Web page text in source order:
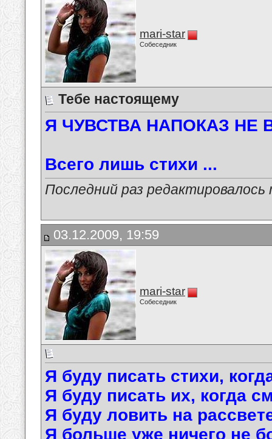
mari-star
Собеседник
Тебе настоящему
Я ЧУВСТВА НАПОКАЗ НЕ
Всего лишь стихи ...
Последний раз
03.12.2009, 19:59
mari-star
Собеседник
Я буду писать стихи,
Я буду писать их, когда
Я буду ловить на
Я больше уже ничего не